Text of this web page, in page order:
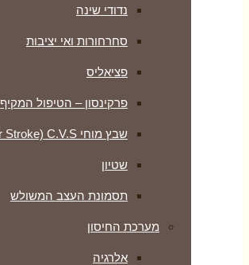
נדודי שינה
סחרחורות ואי יציבות
פציאליס
פרקינסון – הטיפול המקיף
שבץ מוחי Cerbro Vascular Stroke) C.V.S)
שטיון
תסמונת העצב המשולש
מערכת החיסון
אלרגיה